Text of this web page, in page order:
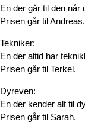
En der går til den når
Prisen går til Andreas.
Tekniker:
En der altid har
Prisen går til Terkel.
Dyreven:
En der kender alt til
Prisen går til Sarah.